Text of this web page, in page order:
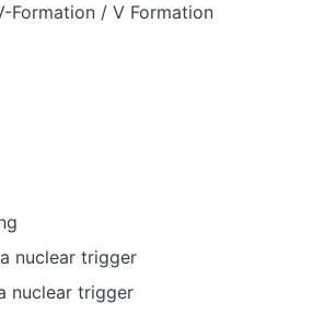
Formation / V Formation
nuclear trigger
nuclear trigger